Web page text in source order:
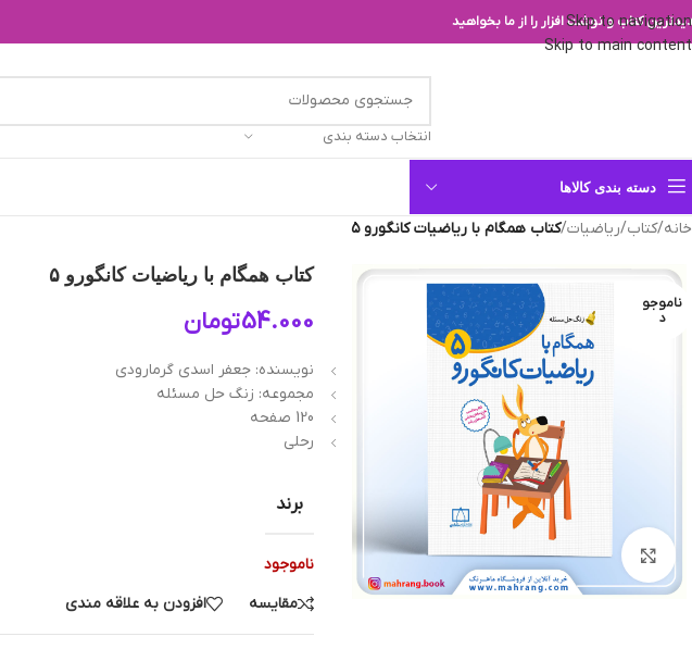
Skip to navigation
Skip to main content
کتاب و نوشت افزار را از ما بخواهید
انتخاب دسته بندی
دسته بندی کالاها
خانه/کتاب/ریاضیات/کتاب همگام با ریاضیات کانگورو ۵
ناموجو
د
بزرگنمایی تصویر
کتاب همگام با ریاضیات کانگورو ۵
54.000تومان
نویسنده: جعفر اسدي گرمارودي
مجموعه: زنگ حل مسئله
120 صفحه
رحلی
برند
ناموجود
مقایسه
افزودن به علاقه مندی